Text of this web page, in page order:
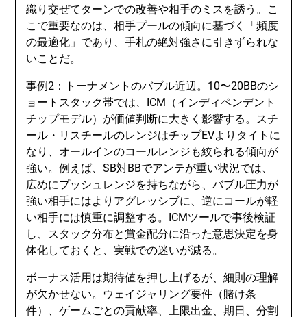
織り交ぜてターンでの改善や相手のミスを誘う。こ
こで重要なのは、相手プールの傾向に基づく「頻度
の最適化」であり、手札の絶対強さに引きずられな
いことだ。
事例2：トーナメントのバブル近辺。10〜20BBのシ
ョートスタック帯では、ICM（インディペンデント
チップモデル）が価値判断に大きく影響する。スチ
ール・リスチールのレンジはチップEVよりタイトに
なり、オールインのコールレンジも絞られる傾向が
強い。例えば、SB対BBでアンテが重い状況では、
広めにプッシュレンジを持ちながら、バブル圧力が
強い相手にはよりアグレッシブに、逆にコールが軽
い相手には慎重に調整する。ICMツールで事後検証
し、スタック分布と賞金配分に沿った意思決定を身
体化しておくと、実戦での迷いが減る。
ボーナス活用は期待値を押し上げるが、細則の理解
が欠かせない。ウェイジャリング要件（賭け条
件）、ゲームごとの貢献率、上限出金、期日、分割